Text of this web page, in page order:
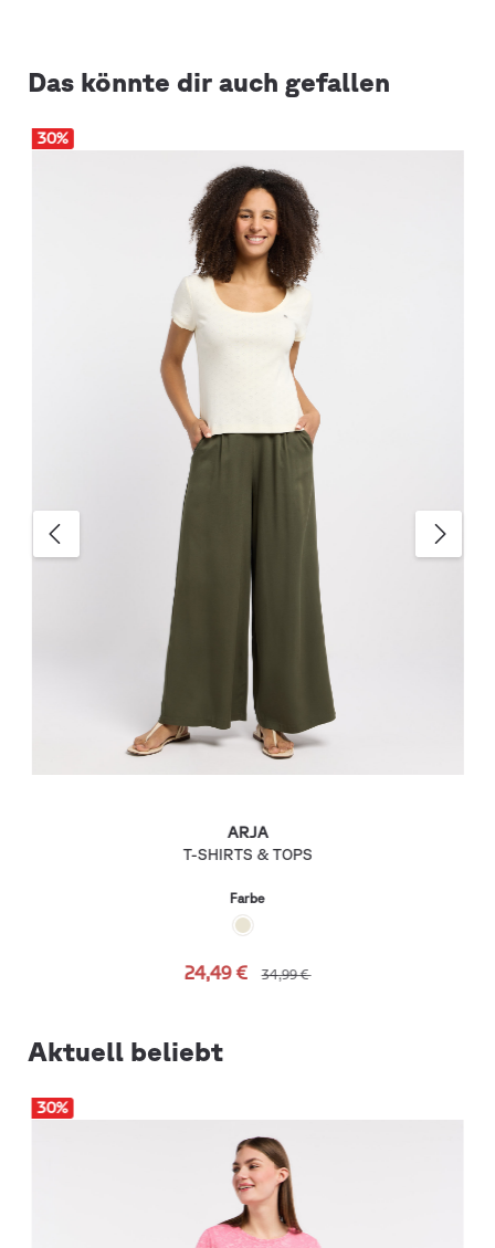
Das könnte dir auch gefallen
30%
ARJA
T-SHIRTS & TOPS
Farbe
24,49 € 34,99 €
Aktuell beliebt
30%